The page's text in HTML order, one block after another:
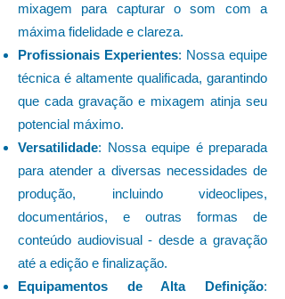
mixagem para capturar o som com a
máxima fidelidade e clareza.
Profissionais Experientes: Nossa equipe
técnica é altamente qualificada, garantindo
que cada gravação e mixagem atinja seu
potencial máximo.
Versatilidade: Nossa equipe é preparada
para atender a diversas necessidades de
produção, incluindo videoclipes,
documentários, e outras formas de
conteúdo audiovisual - desde a gravação
até a edição e finalização.
Equipamentos de Alta Definição: